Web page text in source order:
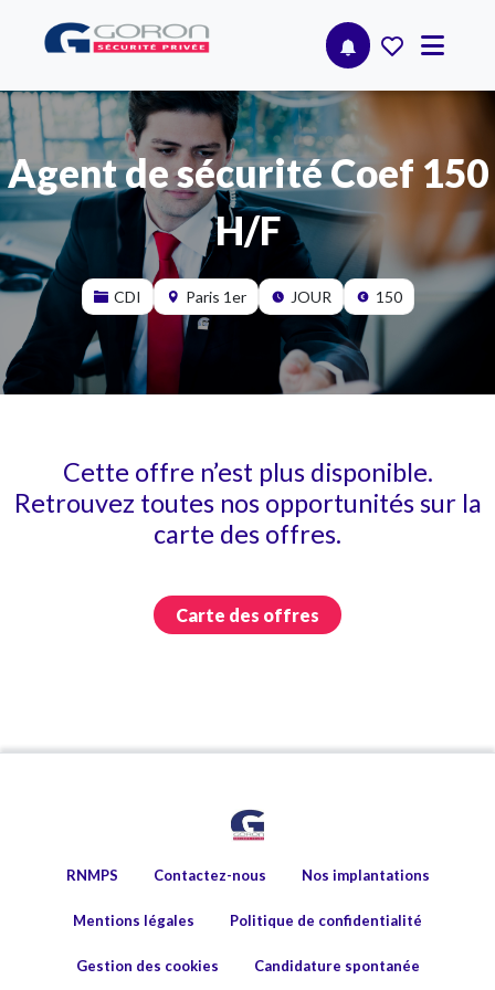
Agent de sécurité Coef 150
H/F
CDI Paris 1er JOUR 150
Cette offre n’est plus disponible.
Retrouvez toutes nos opportunités sur la
carte des offres.
Carte des offres
RNMPS Contactez-nous Nos implantations
Mentions légales Politique de confidentialité
Gestion des cookies Candidature spontanée